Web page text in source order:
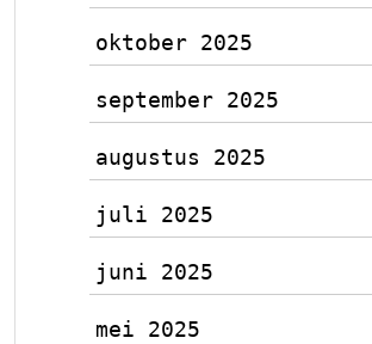
oktober 2025
september 2025
augustus 2025
juli 2025
juni 2025
mei 2025